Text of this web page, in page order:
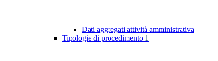
Dati aggregati attività amministrativa
Tipologie di procedimento 1